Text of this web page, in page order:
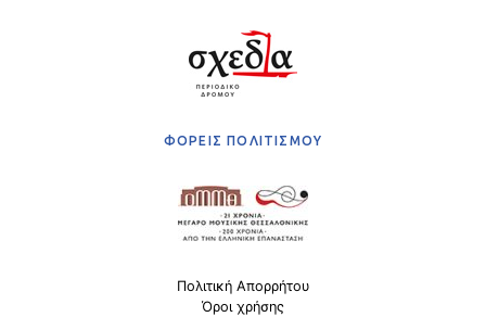
ΦΟΡΕΙΣ ΠΟΛΙΤΙΣΜΟΥ
Πολιτική Απορρήτου
Όροι χρήσης